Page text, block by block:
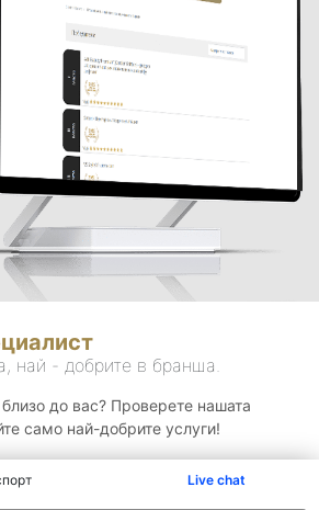
Live chat
най - добрите в бранша.
до вас? Проверете нашата
само най-добрите услуги!